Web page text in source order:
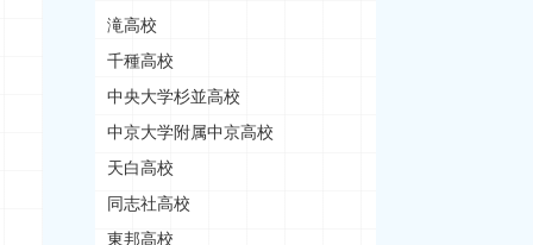
滝高校
千種高校
中央大学杉並高校
中京大学附属中京高校
天白高校
同志社高校
東邦高校